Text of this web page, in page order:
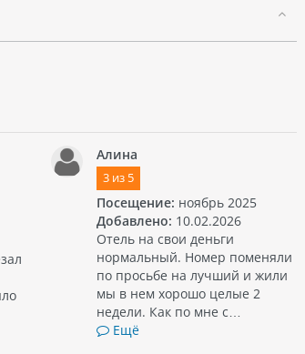
Алина
3из 5
Посещение: ноябрь 2025
Добавлено: 10.02.2026
Отель на свои деньги
нормальный. Номер поменяли
по просьбе на лучший и жили
мы в нем хорошо целые 2
недели. Как по мне с…
Ещё